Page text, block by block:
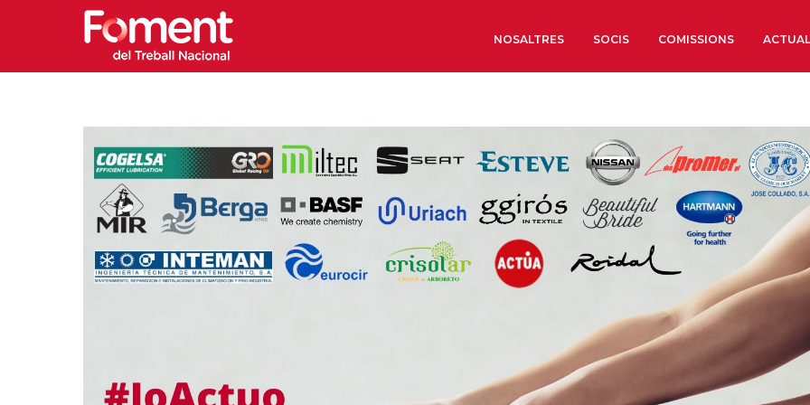
NOSALTRES
Òrgans de Govern
Òrgans Consultius
Estructura Executiva
Institut d’Estudis
Societat Barcelonesa
Econòmics i Socials
Organitzacions
Organitzacions
Coneix més
SOCIS COMISSIONS